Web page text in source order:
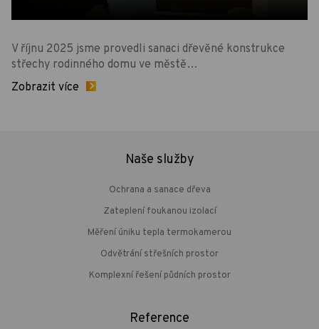
V říjnu 2025 jsme provedli sanaci dřevěné konstrukce
střechy rodinného domu ve městě…
Zobrazit více
Naše služby
Ochrana a sanace dřeva
Zateplení foukanou izolací
Měření úniku tepla termokamerou
Odvětrání střešních prostor
Komplexní řešení půdních prostor
Reference